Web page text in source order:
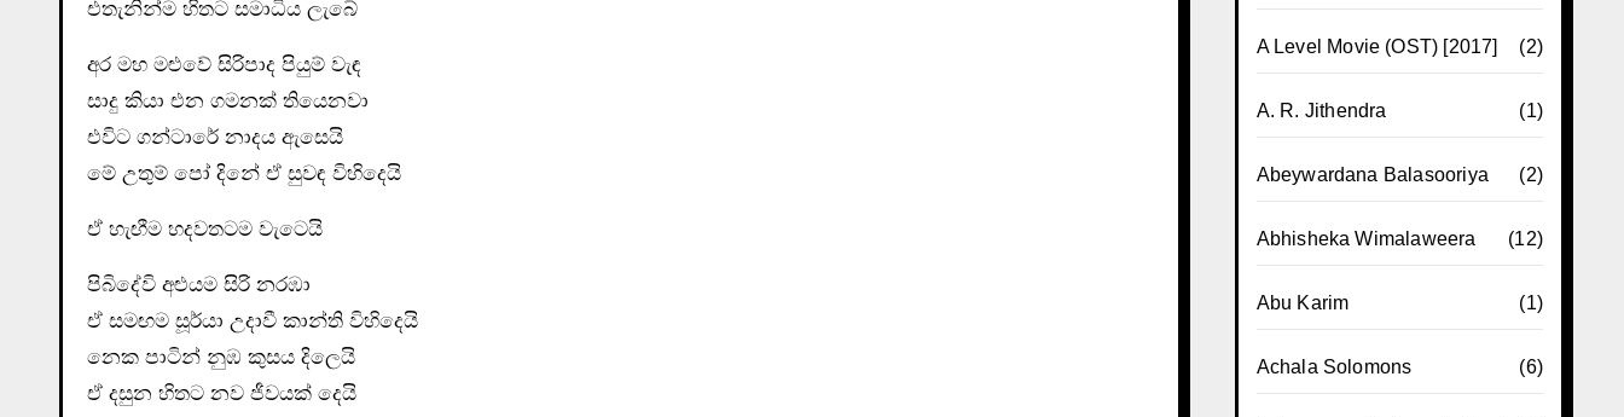
එතැනින්ම හිතට සමාධිය ලැබේ
අර මහ මළුවේ සිරිපාද පියුම් වැඳ
සාදු කියා එන ගමනක් තියෙනවා
එවිට ගන්ටාරේ නාදය ඇසෙයි
මේ උතුම් පෝ දිනේ ඒ සුවඳ විහිදෙයි
ඒ හැඟීම හදවතටම වැටෙයි
පිබිදේවි අළුයම සිරි නරඹා
ඒ සමඟම සූර්යා උදාවී කාන්ති විහිදෙයි
නෙක පාටින් නුඹ කුසය දිලෙයි
ඒ දසුන හිතට නව ජීවයක් දෙයි
A Level Movie (OST) [2017] (2)
A. R. Jithendra (1)
Abeywardana Balasooriya (2)
Abhisheka Wimalaweera (12)
Abu Karim (1)
Achala Solomons (6)